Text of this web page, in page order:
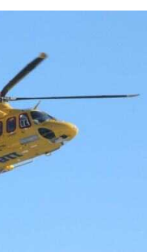
parco mezzi che non
essere, non
questa estate, un
preoccupati per
andrà garantito
è sacrosanto”.